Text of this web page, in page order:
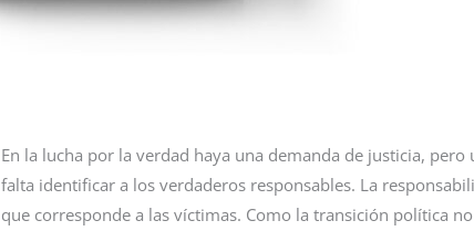
En la lucha por la verdad haya una demanda de justicia,
falta identificar a los verdaderos responsables. La
que corresponde a las víctimas. Como la transición política